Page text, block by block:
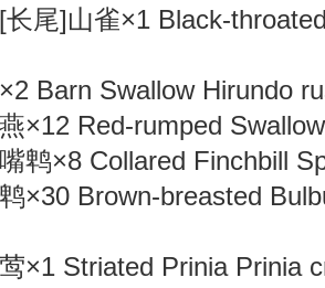
尾]山雀×1 Black-
Barn Swallow Hirundo
×12 Red-rumped
鹎×8 Collared Finchbill
×30 Brown-breasted
×1 Striated Prinia Prinia